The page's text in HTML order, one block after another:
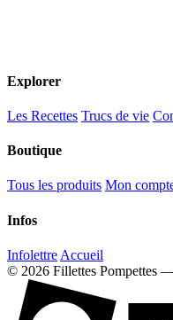
Explorer
Les Recettes Trucs de vie
Boutique
Tous les produits Mon
Infos
Infolettre Accueil
© 2026 Fillettes Pompettes